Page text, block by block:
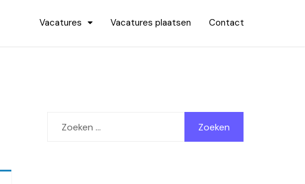
Vacatures Vacatures plaatsen Contact
naar: